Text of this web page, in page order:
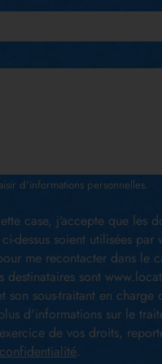
d'informations personnelles.
case, j’accepte que les
dessus soient utilisées par
me recontacter dans le
destinataires sont
son sous-traitant en charge
d'informations sur le
de vos droits,
.